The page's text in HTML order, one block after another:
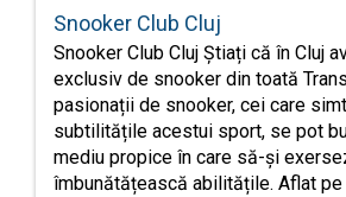
Snooker Club Cluj
Snooker Club Cluj Știați că în Cluj
exclusiv de snooker din toată
pasionații de snooker, cei care
subtilitățile acestui sport, se pot
mediu propice în care să-și
îmbunătățească abilitățile. Aflat pe